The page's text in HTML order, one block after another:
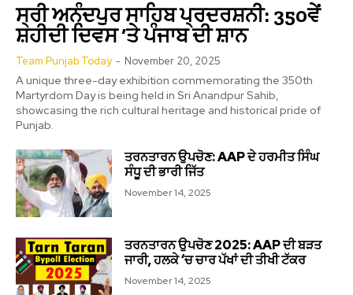
ਸ੍ਰੀ ਅਨੰਦਪੁਰ ਸਾਹਿਬ ਪ੍ਰਦਰਸ਼ਨੀ: 350ਵੇਂ
ਸ਼ਹੀਦੀ ਦਿਵਸ ‘ਤੇ ਪੰਜਾਬ ਦੀ ਸ਼ਾਨ
Team Punjab Today - November 20, 2025
A unique three-day exhibition commemorating the 350th
Martyrdom Day is being held in Sri Anandpur Sahib,
showcasing the rich cultural heritage and historical pride of
Punjab.
ਤਰਨਤਾਰਨ ਉਪਚੋਣ: AAP ਦੇ ਹਰਮੀਤ ਸਿੰਘ
ਸੰਧੂ ਦੀ ਭਾਰੀ ਜਿੱਤ
November 14, 2025
ਤਰਨਤਾਰਨ ਉਪਚੋਣ 2025: AAP ਦੀ ਬੜਤ
ਜਾਰੀ, ਹਲਕੇ ‘ਚ ਚਾਰ ਪੱਖਾਂ ਦੀ ਤੀਖੀ ਟੱਕਰ
November 14, 2025